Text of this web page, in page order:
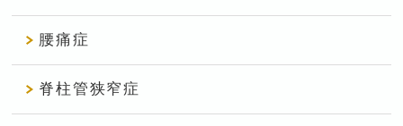
腰痛症
脊柱管狭窄症